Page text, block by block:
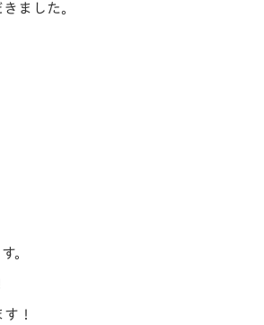
ました。
。
！